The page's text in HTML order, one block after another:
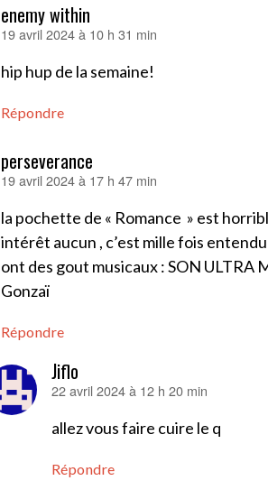
enemy within
dit :
19 avril 2024 à 10 h 31 min
hip hup de la semaine!
Répondre
perseverance
dit :
19 avril 2024 à 17 h 47 min
la pochette de « Romance » est
intérêt aucun , c’est mille fois
ont des gout musicaux : SON ULTRA
Gonzaï
Répondre
Jiflo
dit :
22 avril 2024 à 12 h 20 min
allez vous faire cuire le q
Répondre